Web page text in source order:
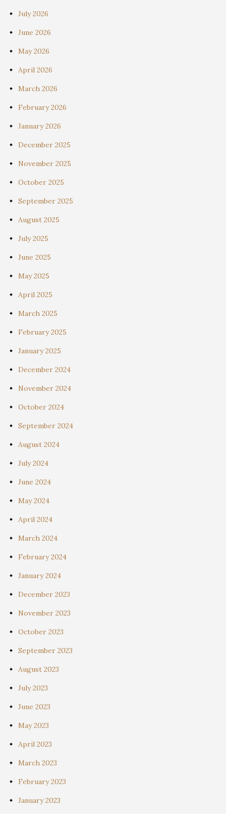
July 2026
June 2026
May 2026
April 2026
March 2026
February 2026
January 2026
December 2025
November 2025
October 2025
September 2025
August 2025
July 2025
June 2025
May 2025
April 2025
March 2025
February 2025
January 2025
December 2024
November 2024
October 2024
September 2024
August 2024
July 2024
June 2024
May 2024
April 2024
March 2024
February 2024
January 2024
December 2023
November 2023
October 2023
September 2023
August 2023
July 2023
June 2023
May 2023
April 2023
March 2023
February 2023
January 2023